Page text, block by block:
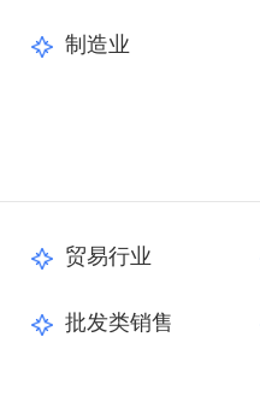
制造业
贸易行业
批发类销售